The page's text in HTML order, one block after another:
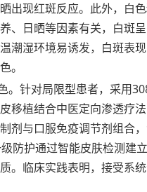
出现红斑反应。此外，白
、日晒等因素有关，白斑
潮湿环境易诱发，白斑表
。
。针对局限型患者，采用
移植结合中医定向渗透疗
剂与口服免疫调节剂组合
防护通过智能皮肤检测建
。临床实践表明，接受系